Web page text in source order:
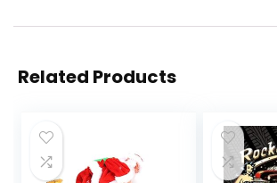
Related Products